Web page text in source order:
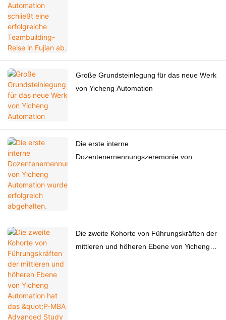
Große Grundsteinlegung für das neue Werk
von Yicheng Automation
Die erste interne
Dozentenernennungszeremonie von
Die zweite Kohorte von Führungskräften der
mittleren und höheren Ebene von Yicheng